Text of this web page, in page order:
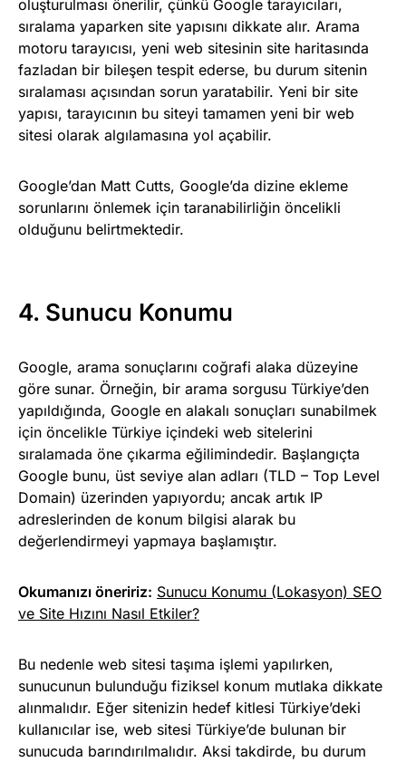
oluşturulması önerilir, çünkü Google tarayıcıları,
sıralama yaparken site yapısını dikkate alır. Arama
motoru tarayıcısı, yeni web sitesinin site haritasında
fazladan bir bileşen tespit ederse, bu durum sitenin
sıralaması açısından sorun yaratabilir. Yeni bir site
yapısı, tarayıcının bu siteyi tamamen yeni bir web
sitesi olarak algılamasına yol açabilir.
Google’dan Matt Cutts, Google’da dizine ekleme
sorunlarını önlemek için taranabilirliğin öncelikli
olduğunu belirtmektedir.
4. Sunucu Konumu
Google, arama sonuçlarını coğrafi alaka düzeyine
göre sunar. Örneğin, bir arama sorgusu Türkiye’den
yapıldığında, Google en alakalı sonuçları sunabilmek
için öncelikle Türkiye içindeki web sitelerini
sıralamada öne çıkarma eğilimindedir. Başlangıçta
Google bunu, üst seviye alan adları (TLD – Top Level
Domain) üzerinden yapıyordu; ancak artık IP
adreslerinden de konum bilgisi alarak bu
değerlendirmeyi yapmaya başlamıştır.
Okumanızı öneririz: Sunucu Konumu (Lokasyon) SEO
ve Site Hızını Nasıl Etkiler?
Bu nedenle web sitesi taşıma işlemi yapılırken,
sunucunun bulunduğu fiziksel konum mutlaka dikkate
alınmalıdır. Eğer sitenizin hedef kitlesi Türkiye’deki
kullanıcılar ise, web sitesi Türkiye’de bulunan bir
sunucuda barındırılmalıdır. Aksi takdirde, bu durum